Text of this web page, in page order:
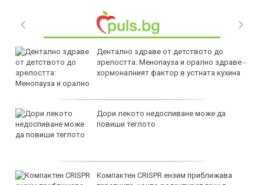
Дентално здраве от детството до
зрелостта: Менопауза и орално здраве -
хормоналният фактор в устната кухина
Дори лекото недоспиване може да
повиши теглото
Компактен CRISPR ензим приближава